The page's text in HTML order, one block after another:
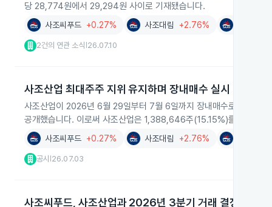
당 28,774원에서 29,294원 사이로 기재됐습니다.
사조씨푸드 +0.27% 사조대림 +2.76%
2건의 연관 소식 26.07.10
사조산업 최대주주 지위 유지하며 장내매수 실시
사조산업이 2026년 6월 29일부터 7월 6일까지 장내매수로 최대주
공개했습니다. 이로써 사조산업은 1,388,646주(15.15%)를 보유해
사조씨푸드 +0.27% 사조대림 +2.76%
공시 26.07.03
사조씨푸드, 사조산업과 2026년 3분기 거래 결정